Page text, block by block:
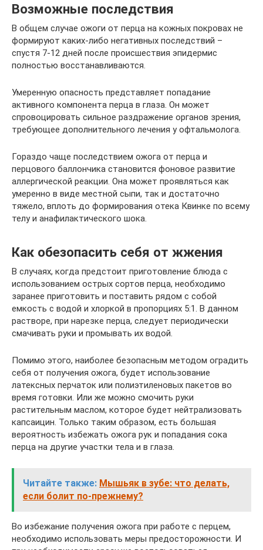
Возможные последствия
В общем случае ожоги от перца на кожных покровах не
формируют каких-либо негативных последствий –
спустя 7-12 дней после происшествия эпидермис
полностью восстанавливаются.
Умеренную опасность представляет попадание
активного компонента перца в глаза. Он может
спровоцировать сильное раздражение органов зрения,
требующее дополнительного лечения у офтальмолога.
Гораздо чаще последствием ожога от перца и
перцового баллончика становится фоновое развитие
аллергической реакции. Она может проявляться как
умеренно в виде местной сыпи, так и достаточно
тяжело, вплоть до формирования отека Квинке по всему
телу и анафилактического шока.
Как обезопасить себя от жжения
В случаях, когда предстоит приготовление блюда с
использованием острых сортов перца, необходимо
заранее приготовить и поставить рядом с собой
емкость с водой и хлоркой в пропорциях 5:1. В данном
растворе, при нарезке перца, следует периодически
смачивать руки и промывать их водой.
Помимо этого, наиболее безопасным методом оградить
себя от получения ожога, будет использование
латексных перчаток или полиэтиленовых пакетов во
время готовки. Или же можно смочить руки
растительным маслом, которое будет нейтрализовать
капсаицин. Только таким образом, есть большая
вероятность избежать ожога рук и попадания сока
перца на другие участки тела и в глаза.
Читайте также: Мышьяк в зубе: что делать,
если болит по-прежнему?
Во избежание получения ожога при работе с перцем,
необходимо использовать меры предосторожности. И